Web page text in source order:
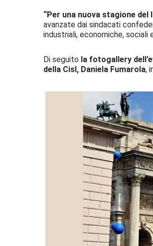
“Per una nuova stagione
avanzate dai sindacati
industriali, economiche, sociali
Di seguito la fotogallery
della Cisl, Daniela Fumarola,